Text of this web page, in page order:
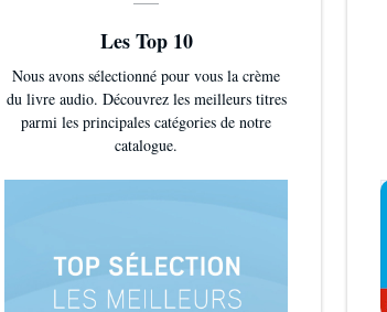
Les Top 10
Nous avons sélectionné pour vous la crème
du livre audio. Découvrez les meilleurs titres
parmi les principales catégories de notre
catalogue.